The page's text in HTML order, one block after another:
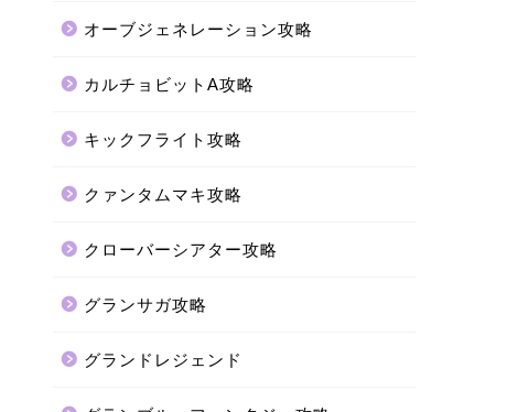
オーブジェネレーション攻略
カルチョビットA攻略
キックフライト攻略
クァンタムマキ攻略
クローバーシアター攻略
グランサガ攻略
グランドレジェンド